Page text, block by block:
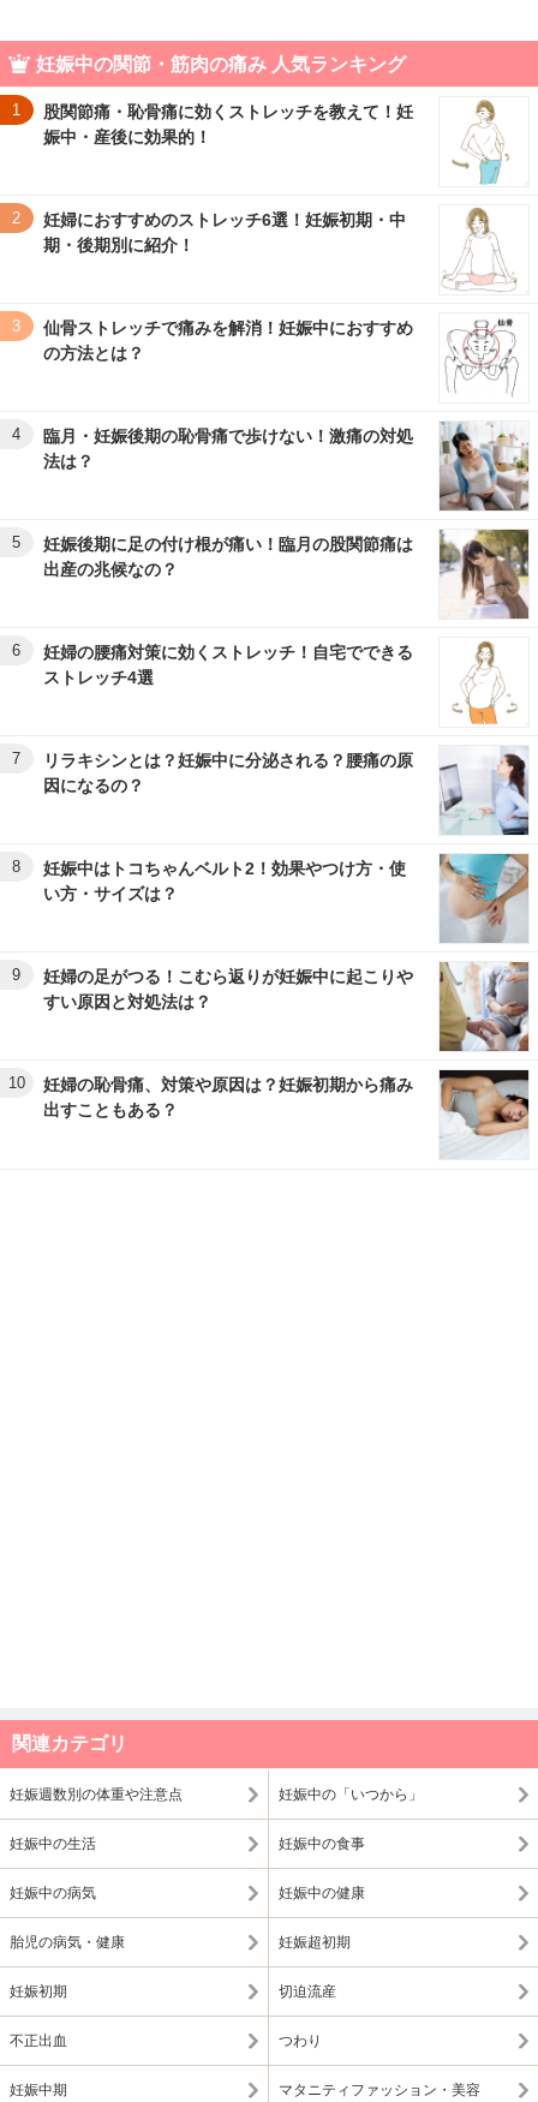
妊娠中の関節・筋肉の痛み 人気ランキング
1
股関節痛・恥骨痛に効くストレッチを教えて！妊
娠中・産後に効果的！
2
妊婦におすすめのストレッチ6選！妊娠初期・中
期・後期別に紹介！
3
仙骨ストレッチで痛みを解消！妊娠中におすすめ
の方法とは？
4
臨月・妊娠後期の恥骨痛で歩けない！激痛の対処
法は？
5
妊娠後期に足の付け根が痛い！臨月の股関節痛は
出産の兆候なの？
6
妊婦の腰痛対策に効くストレッチ！自宅でできる
ストレッチ4選
7
リラキシンとは？妊娠中に分泌される？腰痛の原
因になるの？
8
妊娠中はトコちゃんベルト2！効果やつけ方・使
い方・サイズは？
9
妊婦の足がつる！こむら返りが妊娠中に起こりや
すい原因と対処法は？
10
妊婦の恥骨痛、対策や原因は？妊娠初期から痛み
出すこともある？
関連カテゴリ
妊娠週数別の体重や注意点 妊娠中の「いつから」
妊娠中の生活 妊娠中の食事
妊娠中の病気 妊娠中の健康
胎児の病気・健康 妊娠超初期
妊娠初期 切迫流産
不正出血 つわり
妊娠中期 マタニティファッション・美容